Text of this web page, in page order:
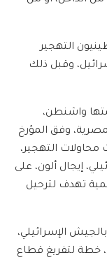
الفلسطينيون التهجير
وقبل ذلك
دعمتها واشنطن،
وفق المؤرخ
وفى يوليو عام 1967 مازالت محاولات التهجير،
إيجال ألون، على
تهدف لترحيل
بالجيش الإسرائيلي،
خطة لتفريغ قطاع